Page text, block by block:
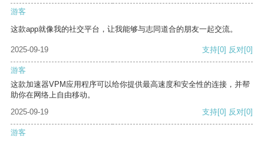
游客
这款app就像我的社交平台，让我能够与志同道合的朋友一起交流。
2025-09-19 支持[0] 反对[0]
游客
这款加速器VPM应用程序可以给你提供最高速度和安全性的连接，并帮
助你在网络上自由移动。
2025-09-19
支持[0] 反对[0]
游客